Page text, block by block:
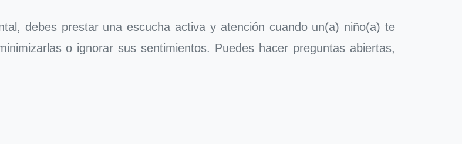
debes prestar una escucha activa y atención cuando un(a) niño(a) te
o ignorar sus sentimientos. Puedes hacer preguntas abiertas,